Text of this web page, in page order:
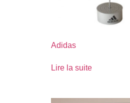
Adidas
Lire la suite